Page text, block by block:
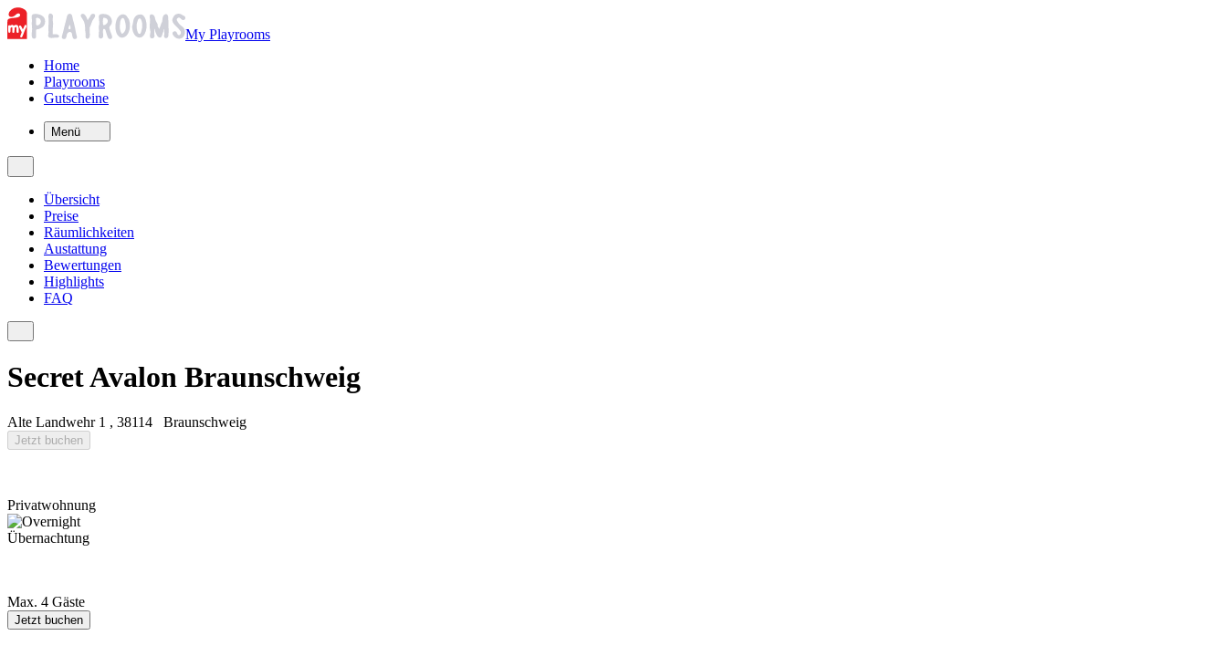
My Playrooms
Home
Playrooms
Gutscheine
Menü
Übersicht
Preise
Räumlichkeiten
Austattung
Bewertungen
Highlights
FAQ
Secret Avalon Braunschweig
Alte Landwehr 1 , 38114 Braunschweig
Jetzt buchen
Privatwohnung
Übernachtung
Max. 4 Gäste
Jetzt buchen